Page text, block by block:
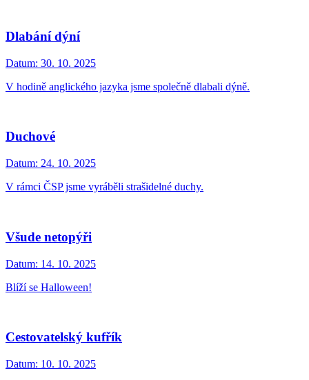
Dlabání dýní
Datum: 30. 10. 2025
V hodině anglického jazyka jsme společně dlabali dýně.
Duchové
Datum: 24. 10. 2025
V rámci ČSP jsme vyráběli strašidelné duchy.
Všude netopýři
Datum: 14. 10. 2025
Blíží se Halloween!
Cestovatelský kufřík
Datum: 10. 10. 2025